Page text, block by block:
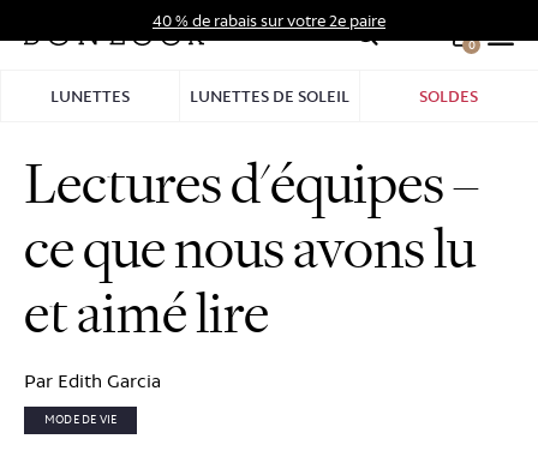
au
40 % de rabais sur votre 2e paire
0
LUNETTES LUNETTES DE SOLEIL SOLDES
Lectures d'équipes –
ce que nous avons lu
et aimé lire
Par Edith Garcia
MODE DE VIE